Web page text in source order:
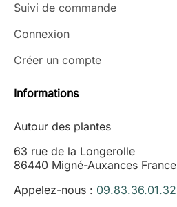
Suivi de commande
Connexion
Créer un compte
Informations
Autour des plantes
63 rue de la Longerolle
86440 Migné-Auxances France
Appelez-nous : 09.83.36.01.32